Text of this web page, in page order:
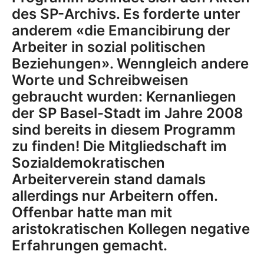
des SP-Archivs. Es forderte unter
anderem «die Emancibirung der
Arbeiter in sozial politischen
Beziehungen». Wenngleich andere
Worte und Schreibweisen
gebraucht wurden: Kernanliegen
der SP Basel-Stadt im Jahre 2008
sind bereits in diesem Programm
zu finden! Die Mitgliedschaft im
Sozialdemokratischen
Arbeiterverein stand damals
allerdings nur Arbeitern offen.
Offenbar hatte man mit
aristokratischen Kollegen negative
Erfahrungen gemacht.